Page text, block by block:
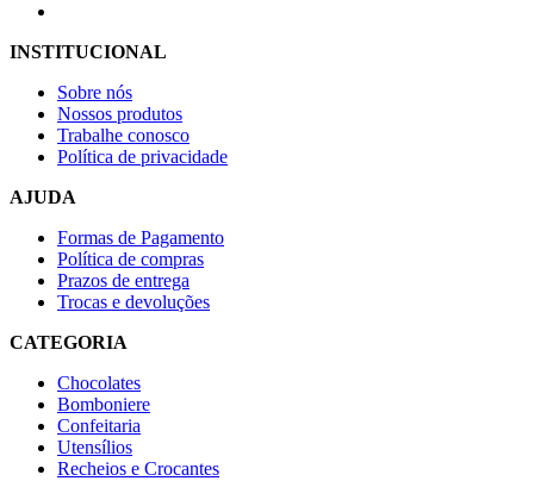
INSTITUCIONAL
Sobre nós
Nossos produtos
Trabalhe conosco
Política de privacidade
AJUDA
Formas de Pagamento
Política de compras
Prazos de entrega
Trocas e devoluções
CATEGORIA
Chocolates
Bomboniere
Confeitaria
Utensílios
Recheios e Crocantes